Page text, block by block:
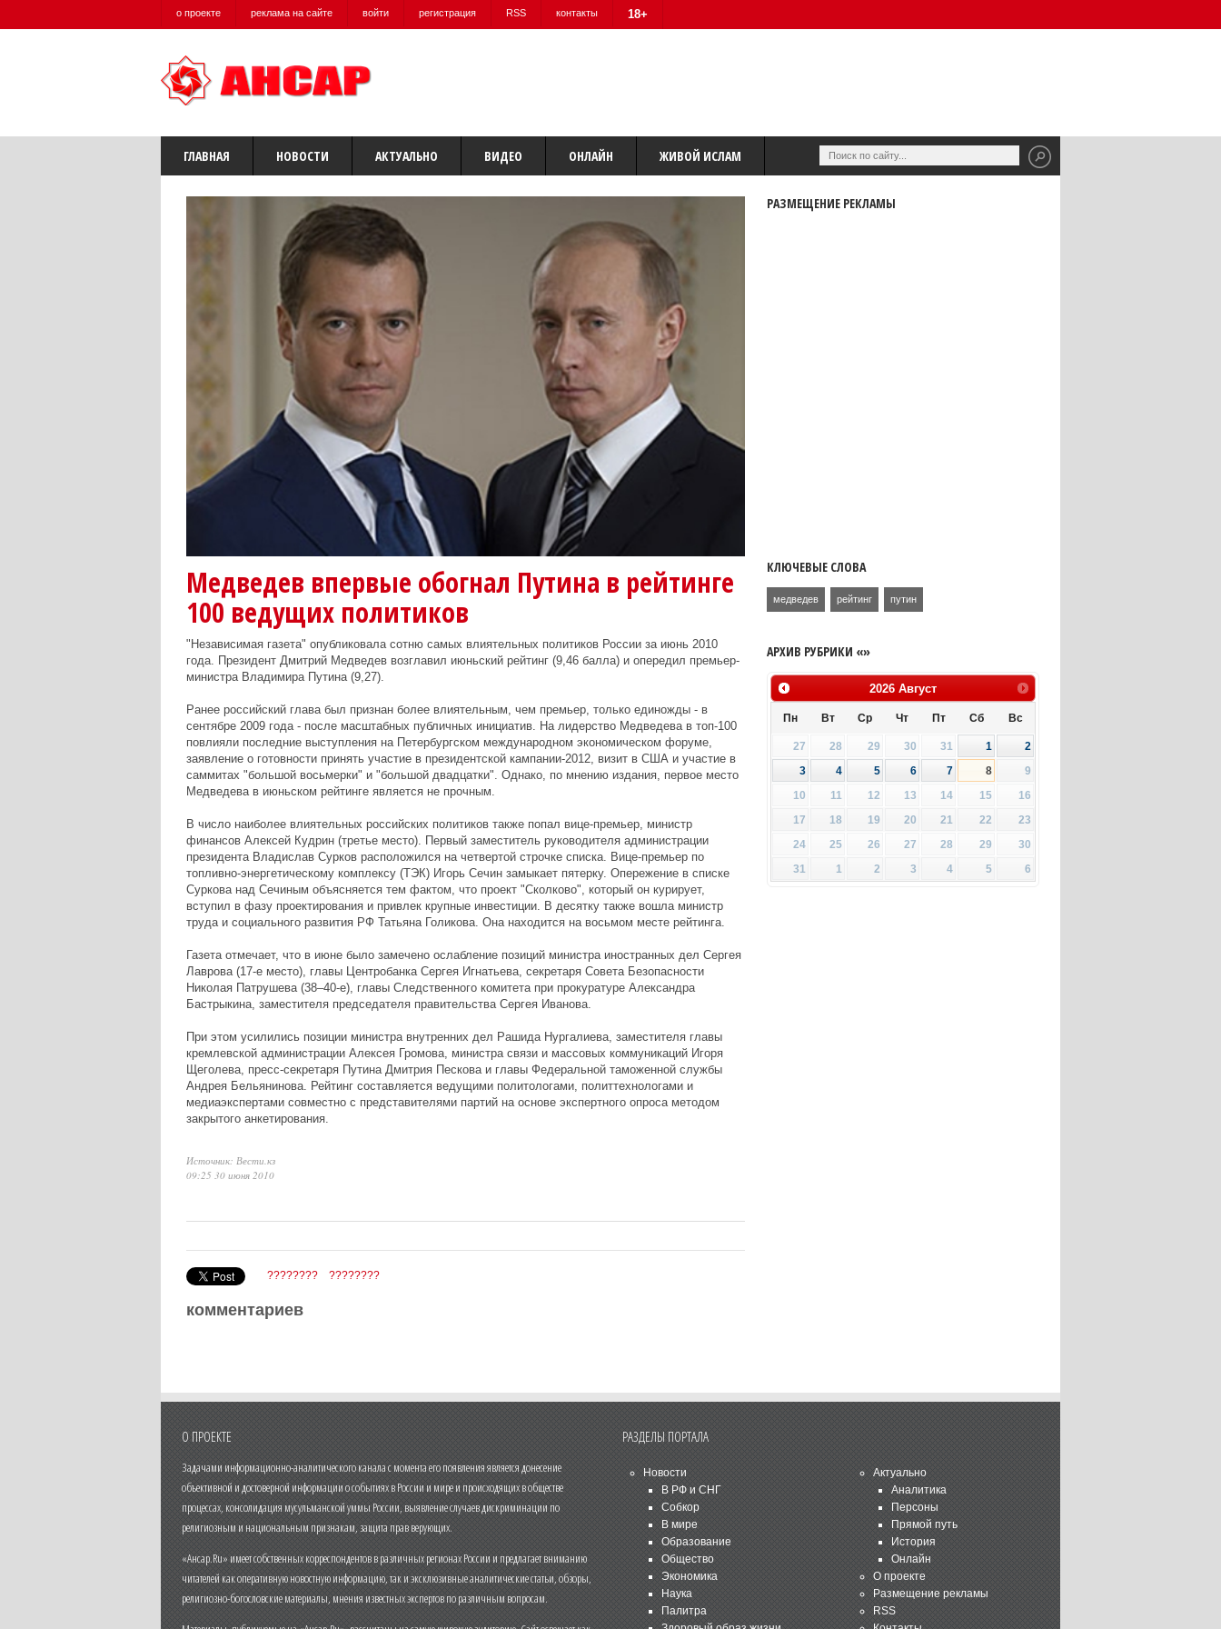
о проекте реклама на сайте войти регистрация RSS контакты 18+
ГЛАВНАЯ НОВОСТИ АКТУАЛЬНО ВИДЕО ОНЛАЙН ЖИВОЙ ИСЛАМ
Медведев впервые обогнал Путина в рейтинге
100 ведущих политиков
"Независимая газета" опубликовала сотню самых влиятельных политиков России за июнь 2010
года. Президент Дмитрий Медведев возглавил июньский рейтинг (9,46 балла) и опередил премьер-
министра Владимира Путина (9,27).
Ранее российский глава был признан более влиятельным, чем премьер, только единожды - в
сентябре 2009 года - после масштабных публичных инициатив. На лидерство Медведева в топ-100
повлияли последние выступления на Петербургском международном экономическом форуме,
заявление о готовности принять участие в президентской кампании-2012, визит в США и участие в
саммитах "большой восьмерки" и "большой двадцатки". Однако, по мнению издания, первое место
Медведева в июньском рейтинге является не прочным.
В число наиболее влиятельных российских политиков также попал вице-премьер, министр
финансов Алексей Кудрин (третье место). Первый заместитель руководителя администрации
президента Владислав Сурков расположился на четвертой строчке списка. Вице-премьер по
топливно-энергетическому комплексу (ТЭК) Игорь Сечин замыкает пятерку. Опережение в списке
Суркова над Сечиным объясняется тем фактом, что проект "Сколково", который он курирует,
вступил в фазу проектирования и привлек крупные инвестиции. В десятку также вошла министр
труда и социального развития РФ Татьяна Голикова. Она находится на восьмом месте рейтинга.
Газета отмечает, что в июне было замечено ослабление позиций министра иностранных дел Сергея
Лаврова (17-е место), главы Центробанка Сергея Игнатьева, секретаря Совета Безопасности
Николая Патрушева (38–40-е), главы Следственного комитета при прокуратуре Александра
Бастрыкина, заместителя председателя правительства Сергея Иванова.
При этом усилились позиции министра внутренних дел Рашида Нургалиева, заместителя главы
кремлевской администрации Алексея Громова, министра связи и массовых коммуникаций Игоря
Щеголева, пресс-секретаря Путина Дмитрия Пескова и главы Федеральной таможенной службы
Андрея Бельянинова. Рейтинг составляется ведущими политологами, политтехнологами и
медиаэкспертами совместно с представителями партий на основе экспертного опроса методом
закрытого анкетирования.
Источник: Вести.кз
09:25 30 июня 2010
???????? ????????
комментариев
РАЗМЕЩЕНИЕ РЕКЛАМЫ
КЛЮЧЕВЫЕ СЛОВА
медведев рейтинг путин
АРХИВ РУБРИКИ «»
2026 Август
Пн Вт Ср Чт Пт Сб Вс
27 28 29 30 31 1
2
3
4 5 6 7 8
9
10
11 12 13 14 15
16
17
18 19 20 21 22
23
24
25 26 27 28 29
30
31
1 2 3 4 5 6
О ПРОЕКТЕ
Задачами информационно-аналитического канала с момента его появления является донесение
объективной и достоверной информации о событиях в России и мире и происходящих в обществе
процессах, консолидация мусульманской уммы России, выявление случаев дискриминации по
религиозным и национальным признакам, защита прав верующих.
«Ансар.Ru» имеет собственных корреспондентов в различных регионах России и предлагает вниманию
читателей как оперативную новостную информацию, так и эксклюзивные аналитические статьи, обзоры,
религиозно-богословские материалы, мнения известных экспертов по различным вопросам.
РАЗДЕЛЫ ПОРТАЛА
Новости
В РФ и СНГ
Собкор
В мире
Образование
Общество
Экономика
Наука
Палитра
Актуально
Аналитика
Персоны
Прямой путь
История
Онлайн
О проекте
Размещение рекламы
RSS